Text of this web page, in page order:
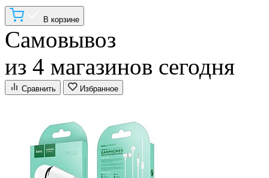
В корзине
Самовывоз
из 4 магазинов сегодня
Сравнить Избранное